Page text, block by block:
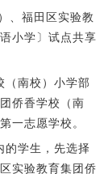
、福田区实验教
小学〕试点共享
（南校）小学部
侨香学校（南
一志愿学校。
的学生，先选择
实验教育集团侨